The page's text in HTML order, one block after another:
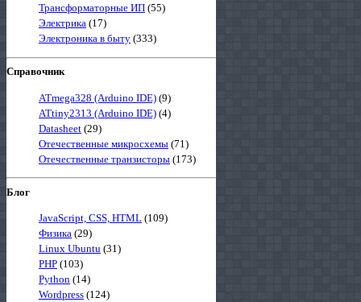
Трансформаторные ИП (55)
Электрика (17)
Электроника в быту (333)
Справочник
ATmega328 (Arduino IDE) (9)
ATtiny2313 (Arduino IDE) (4)
Datasheet (29)
Отечественные микросхемы (71)
Отечественные транзисторы (173)
Блог
JavaScript, CSS, HTML (109)
Физика (29)
Linux Ubuntu (31)
PHP (103)
Python (14)
Wordpress (124)